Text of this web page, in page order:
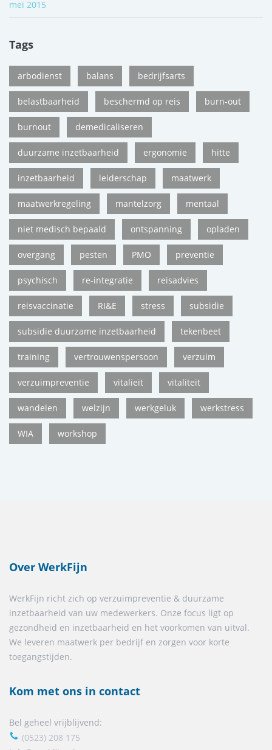
mei 2015
Tags
arbodienst balans bedrijfsarts
belastbaarheid beschermd op reis burn-out
burnout demedicaliseren
duurzame inzetbaarheid ergonomie hitte
inzetbaarheid leiderschap maatwerk
maatwerkregeling mantelzorg mentaal
niet medisch bepaald ontspanning opladen
overgang pesten PMO preventie
psychisch re-integratie reisadvies
reisvaccinatie RI&E stress subsidie
subsidie duurzame inzetbaarheid tekenbeet
training vertrouwenspersoon verzuim
verzuimpreventie vitalieit vitaliteit
wandelen welzijn werkgeluk werkstress
WIA workshop
Over WerkFijn
WerkFijn richt zich op verzuimpreventie & duurzame
inzetbaarheid van uw medewerkers. Onze focus ligt op
gezondheid en inzetbaarheid en het voorkomen van uitval.
We leveren maatwerk per bedrijf en zorgen voor korte
toegangstijden.
Kom met ons in contact
Bel geheel vrijblijvend:
(0523) 208 175